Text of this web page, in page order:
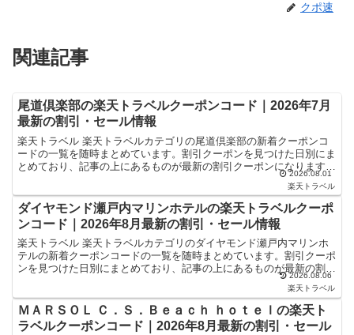
クポ速
関連記事
尾道倶楽部の楽天トラベルクーポンコード｜2026年7月
最新の割引・セール情報
楽天トラベル 楽天トラベルカテゴリの尾道倶楽部の新着クーポンコ
ードの一覧を随時まとめています。割引クーポンを見つけた日別にま
とめており、記事の上にあるものが最新の割引クーポンになります。
ホテル・旅館宿泊の予約などで使えるクーポンやセール・キ...2026.08.01
楽天トラベル
ダイヤモンド瀬戸内マリンホテルの楽天トラベルクーポ
ンコード｜2026年8月最新の割引・セール情報
楽天トラベル 楽天トラベルカテゴリのダイヤモンド瀬戸内マリンホ
テルの新着クーポンコードの一覧を随時まとめています。割引クーポ
ンを見つけた日別にまとめており、記事の上にあるものが最新の割引
クーポンになります。ホテル・旅館宿泊の予約などで使える...2026.08.06
楽天トラベル
ＭＡＲＳＯＬ Ｃ．Ｓ．Ｂｅａｃｈ ｈｏｔｅｌの楽天ト
ラベルクーポンコード｜2026年8月最新の割引・セール